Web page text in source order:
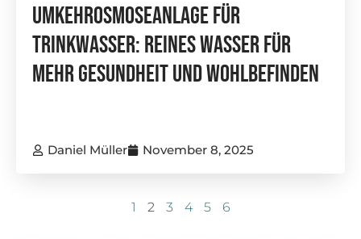
Umkehrosmoseanlage Für
Trinkwasser: Reines Wasser Für
Mehr Gesundheit Und Wohlbefinden
Daniel Müller November 8, 2025
1 2 3 4 5 6